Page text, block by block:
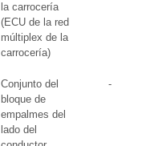
la carrocería
(ECU de la red
múltiplex de la
carrocería)
Conjunto del
bloque de
empalmes del
lado del
-